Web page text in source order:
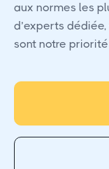
aux normes les
d’experts
sont notre